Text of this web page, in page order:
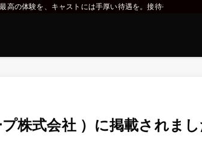
高の体験を、キャストには手厚い待遇を。接待や飲み
株式会社 ）に掲載されまし